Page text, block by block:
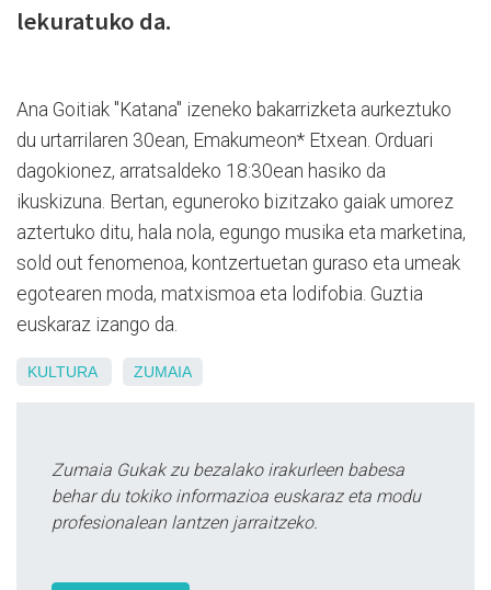
lekuratuko da.
Ana Goitiak "Katana" izeneko bakarrizketa aurkeztuko
du urtarrilaren 30ean, Emakumeon* Etxean. Orduari
dagokionez, arratsaldeko 18:30ean hasiko da
ikuskizuna. Bertan, eguneroko bizitzako gaiak umorez
aztertuko ditu, hala nola, egungo musika eta marketina,
sold out fenomenoa, kontzertuetan guraso eta umeak
egotearen moda, matxismoa eta lodifobia. Guztia
euskaraz izango da.
KULTURA ZUMAIA
Zumaia Gukak zu bezalako irakurleen babesa
behar du tokiko informazioa euskaraz eta modu
profesionalean lantzen jarraitzeko.